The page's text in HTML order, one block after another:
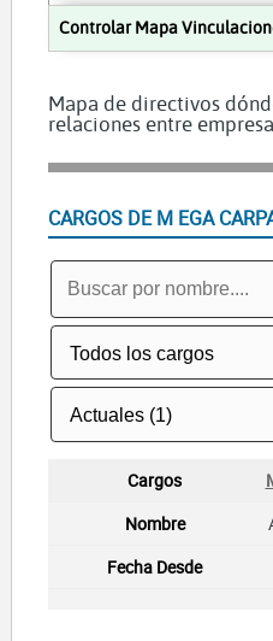
Controlar Mapa
Mapa de directivos
relaciones entre
CARGOS DE M EGA